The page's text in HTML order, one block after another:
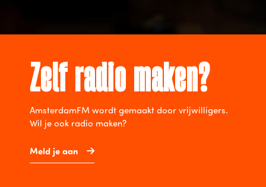
Zelf radio maken?
AmsterdamFM wordt gemaakt door vrijwilligers.
Wil je ook radio maken?
Meld je aan